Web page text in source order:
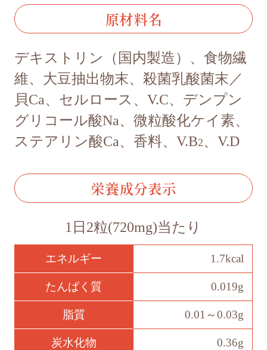
原材料名
デキストリン（国内製造）、食物繊
維、大豆抽出物末、殺菌乳酸菌末／
貝Ca、セルロース、V.C、デンプン
グリコール酸Na、微粒酸化ケイ素、
ステアリン酸Ca、香料、V.B2、V.D
栄養成分表示
1日2粒(720mg)当たり
エネルギー 1.7kcal
たんぱく質 0.019g
脂質 0.01～0.03g
炭水化物 0.36g